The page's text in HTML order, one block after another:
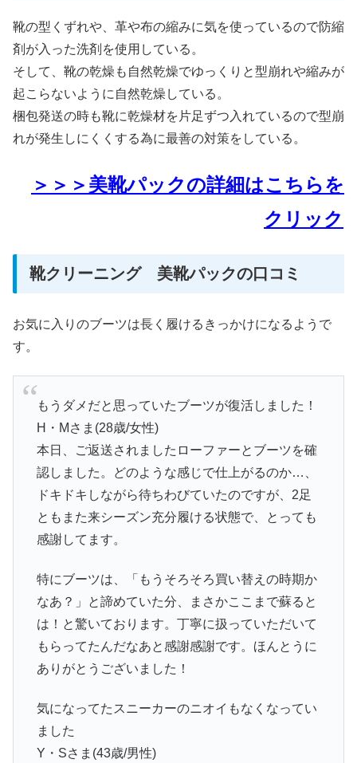
靴の型くずれや、革や布の縮みに気を使っているので防縮
剤が入った洗剤を使用している。
そして、靴の乾燥も自然乾燥でゆっくりと型崩れや縮みが
起こらないように自然乾燥している。
梱包発送の時も靴に乾燥材を片足ずつ入れているので型崩
れが発生しにくくする為に最善の対策をしている。
＞＞＞美靴パックの詳細はこちらを
クリック
靴クリーニング 美靴パックの口コミ
お気に入りのブーツは長く履けるきっかけになるようで
す。
もうダメだと思っていたブーツが復活しました！
H・Mさま(28歳/女性)
本日、ご返送されましたローファーとブーツを確
認しました。どのような感じで仕上がるのか…、
ドキドキしながら待ちわびていたのですが、2足
ともまた来シーズン充分履ける状態で、とっても
感謝してます。
特にブーツは、「もうそろそろ買い替えの時期か
なあ？」と諦めていた分、まさかここまで蘇ると
は！と驚いております。丁寧に扱っていただいて
もらってたんだなあと感謝感謝です。ほんとうに
ありがとうございました！
気になってたスニーカーのニオイもなくなってい
ました
Y・Sさま(43歳/男性)